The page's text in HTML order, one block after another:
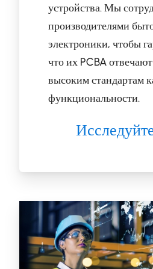
устройства. Мы
производителями
электроники, чтобы
что их PCBA
высоким стандартам
функциональности.